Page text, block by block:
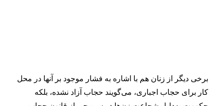
برخی دیگر از زنان هم با اشاره به فشار موجود بر آنها در محل
کار برای حجاب اجباری، می‌گویند حجاب آزاد نشده، بلکه